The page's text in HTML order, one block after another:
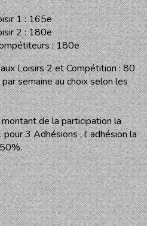
1 : 165e
2 : 180e
: 180e
Loisirs 2 et Compétition : 80
semaine au choix selon les
de la participation la
3 Adhésions , l' adhésion la